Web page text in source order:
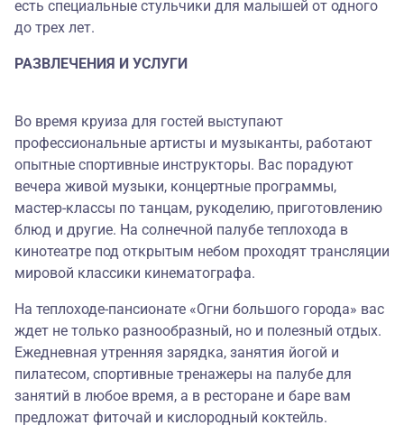
есть специальные стульчики для малышей от одного
до трех лет.
РАЗВЛЕЧЕНИЯ И УСЛУГИ
Во время круиза для гостей выступают
профессиональные артисты и музыканты, работают
опытные спортивные инструкторы. Вас порадуют
вечера живой музыки, концертные программы,
мастер-классы по танцам, рукоделию, приготовлению
блюд и другие. На солнечной палубе теплохода в
кинотеатре под открытым небом проходят трансляции
мировой классики кинематографа.
На теплоходе-пансионате «Огни большого города» вас
ждет не только разнообразный, но и полезный отдых.
Ежедневная утренняя зарядка, занятия йогой и
пилатесом, спортивные тренажеры на палубе для
занятий в любое время, а в ресторане и баре вам
предложат фиточай и кислородный коктейль.